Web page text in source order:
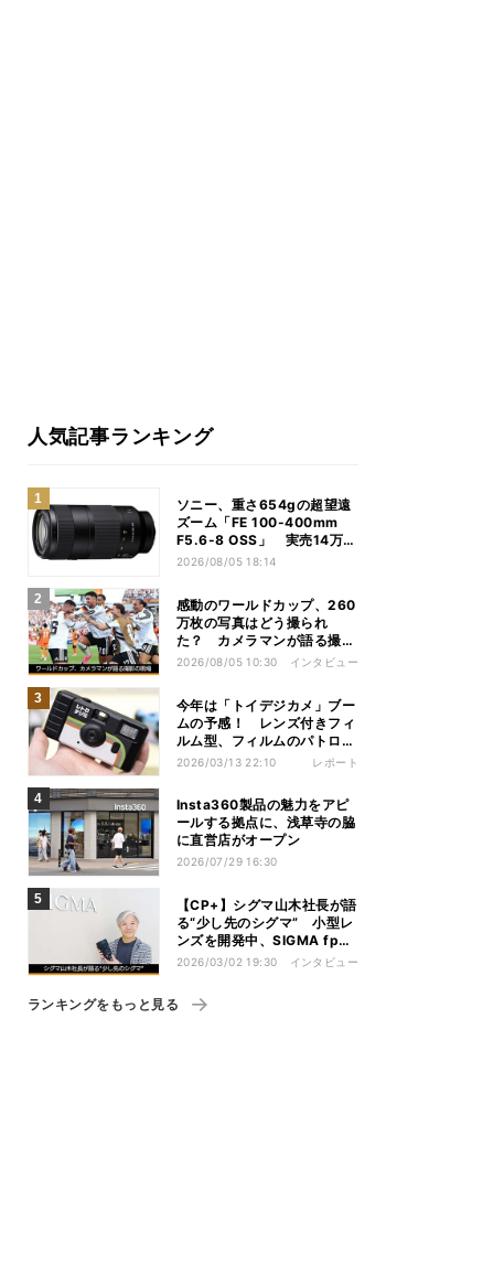
人気記事ランキング
ソニー、重さ654gの超望遠
ズーム「FE 100-400mm
F5.6-8 OSS」 実売14万円
前後
2026/08/05 18:14
感動のワールドカップ、260
万枚の写真はどう撮られ
た？ カメラマンが語る撮影
の現場
2026/08/05 10:30 インタビュー
今年は「トイデジカメ」ブー
ムの予感！ レンズ付きフィ
ルム型、フィルムのパトロー
ネ型も
2026/03/13 22:10 レポート
Insta360製品の魅力をアピ
ールする拠点に、浅草寺の脇
に直営店がオープン
2026/07/29 16:30
【CP+】シグマ山木社長が語
る“少し先のシグマ” 小型レ
ンズを開発中、SIGMA fpは
継続、フルサイズFoveonは
2026/03/02 19:30 インタビュー
ランキングをもっと見る